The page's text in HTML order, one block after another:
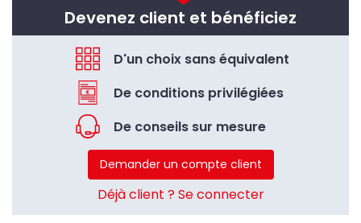
Devenez client et bénéficiez
D'un choix sans équivalent
De conditions privilégiées
De conseils sur mesure
Demander un compte client
Déjà client ? Se connecter